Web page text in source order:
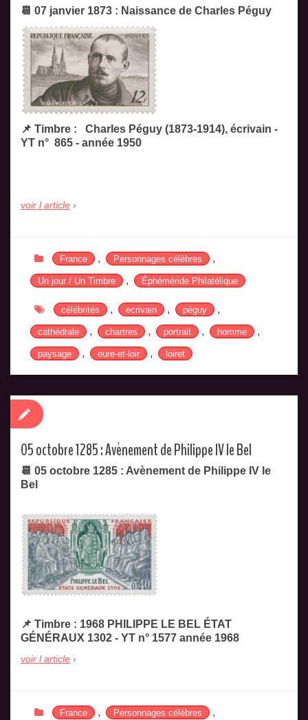
📆 07 janvier 1873 : Naissance de Charles Péguy
📌 Timbre : Charles Péguy (1873-1914), écrivain -
YT n° 865 - année 1950
voir l article
France , Personnages célèbres ,
Un jour / Un Timbre , Éphéméride Philatélique
célébrités , ecrivain , péguy ,
cathédrale , chartres , portrait , homme ,
paysage , eure-et-loir , loiret
05 octobre 1285 : Avènement de Philippe IV le Bel
📆 05 octobre 1285 : Avènement de Philippe IV le
Bel
📌 Timbre : 1968 PHILIPPE LE BEL ÉTAT
GÉNÉRAUX 1302 - YT n° 1577 année 1968
voir l article
France , Personnages célèbres ,